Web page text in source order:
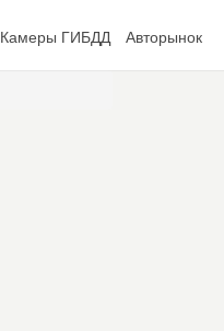
Камеры ГИБДД Авторынок